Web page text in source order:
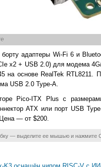
адаптеры Wi-Fi 6 и
x2 + USB 2.0) для модема
на основе RealTek
USB 2.0 Type-A.
Pico-ITX Plus с
ATX или порт USB
— от $200.
— выделите ее мышью и нажмите